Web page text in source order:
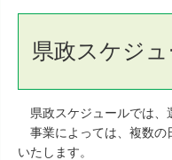
県政スケジ
県政スケジュールでは、
事業によっては、複数の
いたします。